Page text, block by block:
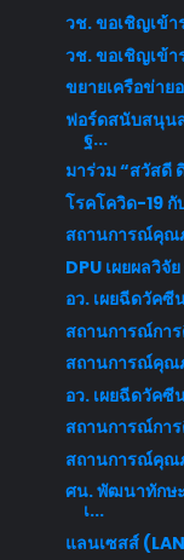
วช. ขอเชิญเข้า
วช. ขอเชิญเข้า
ขยายเครือข่าย
ฟอร์ดสนับสนุน
ฐ...
มาร่วม “สวัสดี
โรคโควิด-19 กั
สถานการณ์คุณ
DPU เผยผลวิ
อว. เผยฉีดวัค
สถานการณ์กา
สถานการณ์คุณ
อว. เผยฉีดวัค
สถานการณ์กา
สถานการณ์คุณ
ศน. พัฒนาทักษ
เ...
แลนเซสส์